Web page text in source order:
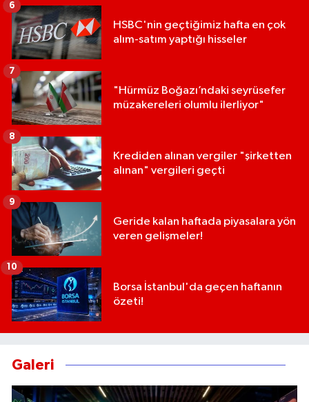
HSBC'nin geçtiğimiz hafta en çok
alım-satım yaptığı hisseler
6
"Hürmüz Boğazı’ndaki seyrüsefer
müzakereleri olumlu ilerliyor"
7
Krediden alınan vergiler "şirketten
alınan" vergileri geçti
8
Geride kalan haftada piyasalara yön
veren gelişmeler!
9
Borsa İstanbul'da geçen haftanın
özeti!
10
Galeri